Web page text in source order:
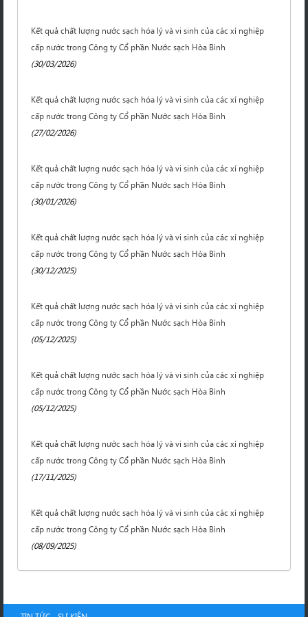
Kết quả chất lượng nước sạch hóa lý và vi sinh của các xí nghiệp
cấp nước trong Công ty Cổ phần Nước sạch Hòa Bình
(30/03/2026)
Kết quả chất lượng nước sạch hóa lý và vi sinh của các xí nghiệp
cấp nước trong Công ty Cổ phần Nước sạch Hòa Bình
(27/02/2026)
Kết quả chất lượng nước sạch hóa lý và vi sinh của các xí nghiệp
cấp nước trong Công ty Cổ phần Nước sạch Hòa Bình
(30/01/2026)
Kết quả chất lượng nước sạch hóa lý và vi sinh của các xí nghiệp
cấp nước trong Công ty Cổ phần Nước sạch Hòa Bình
(30/12/2025)
Kết quả chất lượng nước sạch hóa lý và vi sinh của các xí nghiệp
cấp nước trong Công ty Cổ phần Nước sạch Hòa Bình
(05/12/2025)
Kết quả chất lượng nước sạch hóa lý và vi sinh của các xí nghiệp
cấp nước trong Công ty Cổ phần Nước sạch Hòa Bình
(05/12/2025)
Kết quả chất lượng nước sạch hóa lý và vi sinh của các xí nghiệp
cấp nước trong Công ty Cổ phần Nước sạch Hòa Bình
(17/11/2025)
Kết quả chất lượng nước sạch hóa lý và vi sinh của các xí nghiệp
cấp nước trong Công ty Cổ phần Nước sạch Hòa Bình
(08/09/2025)